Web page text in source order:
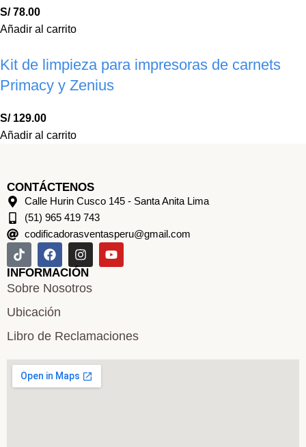
S/78.00
Añadir al carrito
Kit de limpieza para impresoras de carnets
Primacy y Zenius
S/129.00
Añadir al carrito
CONTÁCTENOS
Calle Hurin Cusco 145 - Santa Anita Lima
(51) 965 419 743
codificadorasventasperu@gmail.com
INFORMACIÓN
Sobre Nosotros
Ubicación
Libro de Reclamaciones